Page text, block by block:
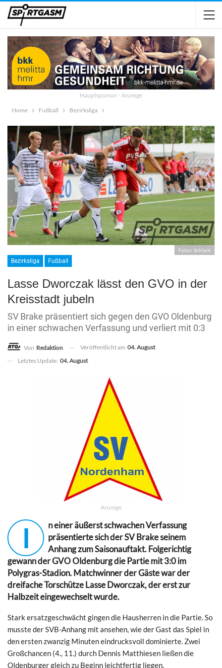
Hauptsponsor - Anzeige
Home
Fußball Bezirksliga
Fotos: Schlack
Bezirksliga Fußball
Lasse Dworczak lässt den GVO in der
Kreisstadt jubeln
SV Brake präsentiert sich gegen den GVO Oldenburg
in einer schwachen Verfassung und verliert mit 0:3
Von Redaktion Veröffentlicht am 04. August
Letztes Update: 04. August
Anzeige
I
n einer äußerst schwachen Verfassung
präsentierte sich der SV Brake seinem
Anhang zum Saisonauftakt. Folgerichtig
gewann der GVO Oldenburg die Partie mit 3:0 im
Polygras-Stadion. Matchwinner der Gäste war der
dreifache Torschütze Lasse Dworczak, der erst zur
Halbzeit eingewechselt wurde.
Stark ersatzgeschwächt gingen die Hausherren in die Partie. So
musste der SVB-Anhang mit ansehen, wie der Gast das Spiel in
den ersten zwanzig Minuten eindrucksvoll dominierte. Zwei
Großchancen (4., 11.) durch Dennis Matthiesen ließen die
Oldenburger gleich zu Beginn leichtfertig liegen.